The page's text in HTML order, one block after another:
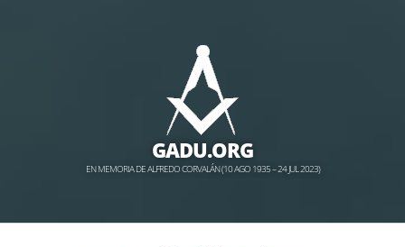
GADU.ORG
EN MEMORIA DE ALFREDO CORVALÁN (10 AGO 1935 – 24 JUL 2023)